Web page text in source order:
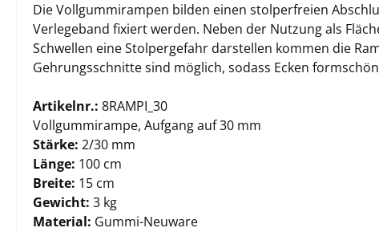
Die Vollgummirampen bilden einen stolperfreien
Verlegeband fixiert werden. Neben der Nutzung als
Schwellen eine Stolpergefahr darstellen kommen die
Gehrungsschnitte sind möglich, sodass Ecken
Artikelnr.: 8RAMPI_30
Vollgummirampe, Aufgang auf 30 mm
Stärke: 2/30 mm
Länge: 100 cm
Breite: 15 cm
Gewicht: 3 kg
Material: Gummi-Neuware